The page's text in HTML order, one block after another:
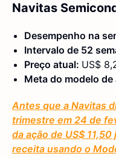
Navitas
Desempenho na
Intervalo de 52
Preço atual: US$
Meta do modelo de
Antes que a Navitas
trimestre em 24 de
da ação de US$
receita usando o